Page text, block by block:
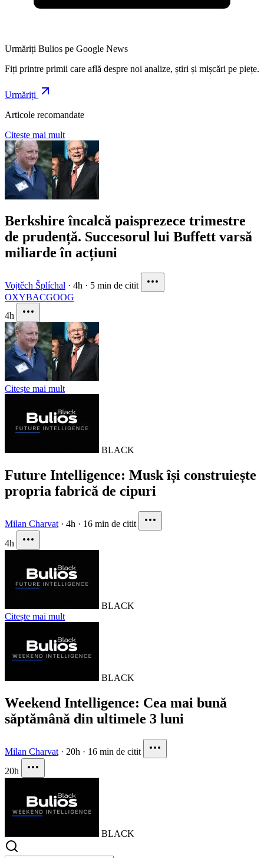
Urmăriți Bulios pe Google News
Fiți printre primii care află despre noi analize, știri și mișcări pe piețe.
Urmăriți
Articole recomandate
Citește mai mult
Berkshire încalcă paisprezece trimestre
de prudență. Succesorul lui Buffett varsă
miliarde în acțiuni
Vojtěch Šplíchal · 4h · 5 min de citit
OXYBACGOOG
4h
Citește mai mult
BLACK
Future Intelligence: Musk își construiește
propria fabrică de cipuri
Milan Charvat · 4h · 16 min de citit
4h
BLACK
Citește mai mult
BLACK
Weekend Intelligence: Cea mai bună
săptămână din ultimele 3 luni
Milan Charvat · 20h · 16 min de citit
20h
BLACK